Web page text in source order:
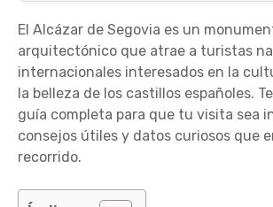
El Alcázar de Segovia es un
arquitectónico que atrae a turistas
internacionales interesados en la
la belleza de los castillos españoles.
guía completa para que tu visita sea
consejos útiles y datos curiosos que
recorrido.